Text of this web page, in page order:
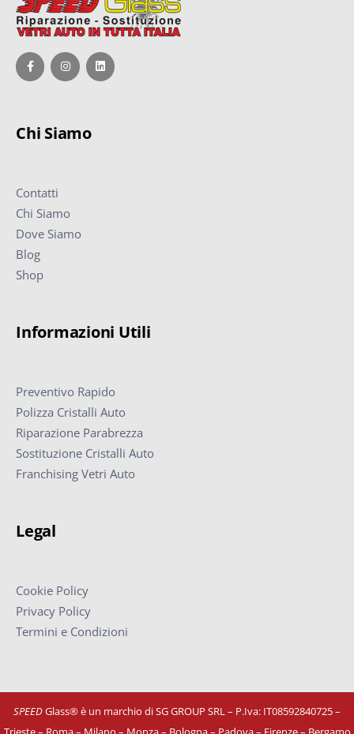
Chi Siamo
Contatti
Chi Siamo
Dove Siamo
Blog
Shop
Informazioni Utili
Preventivo Rapido
Polizza Cristalli Auto
Riparazione Parabrezza
Sostituzione Cristalli Auto
Franchising Vetri Auto
Legal
Cookie Policy
Privacy Policy
Termini e Condizioni
SPEEDGlass® è un marchio di SG GROUP SRL – P.Iva: IT08592840725–